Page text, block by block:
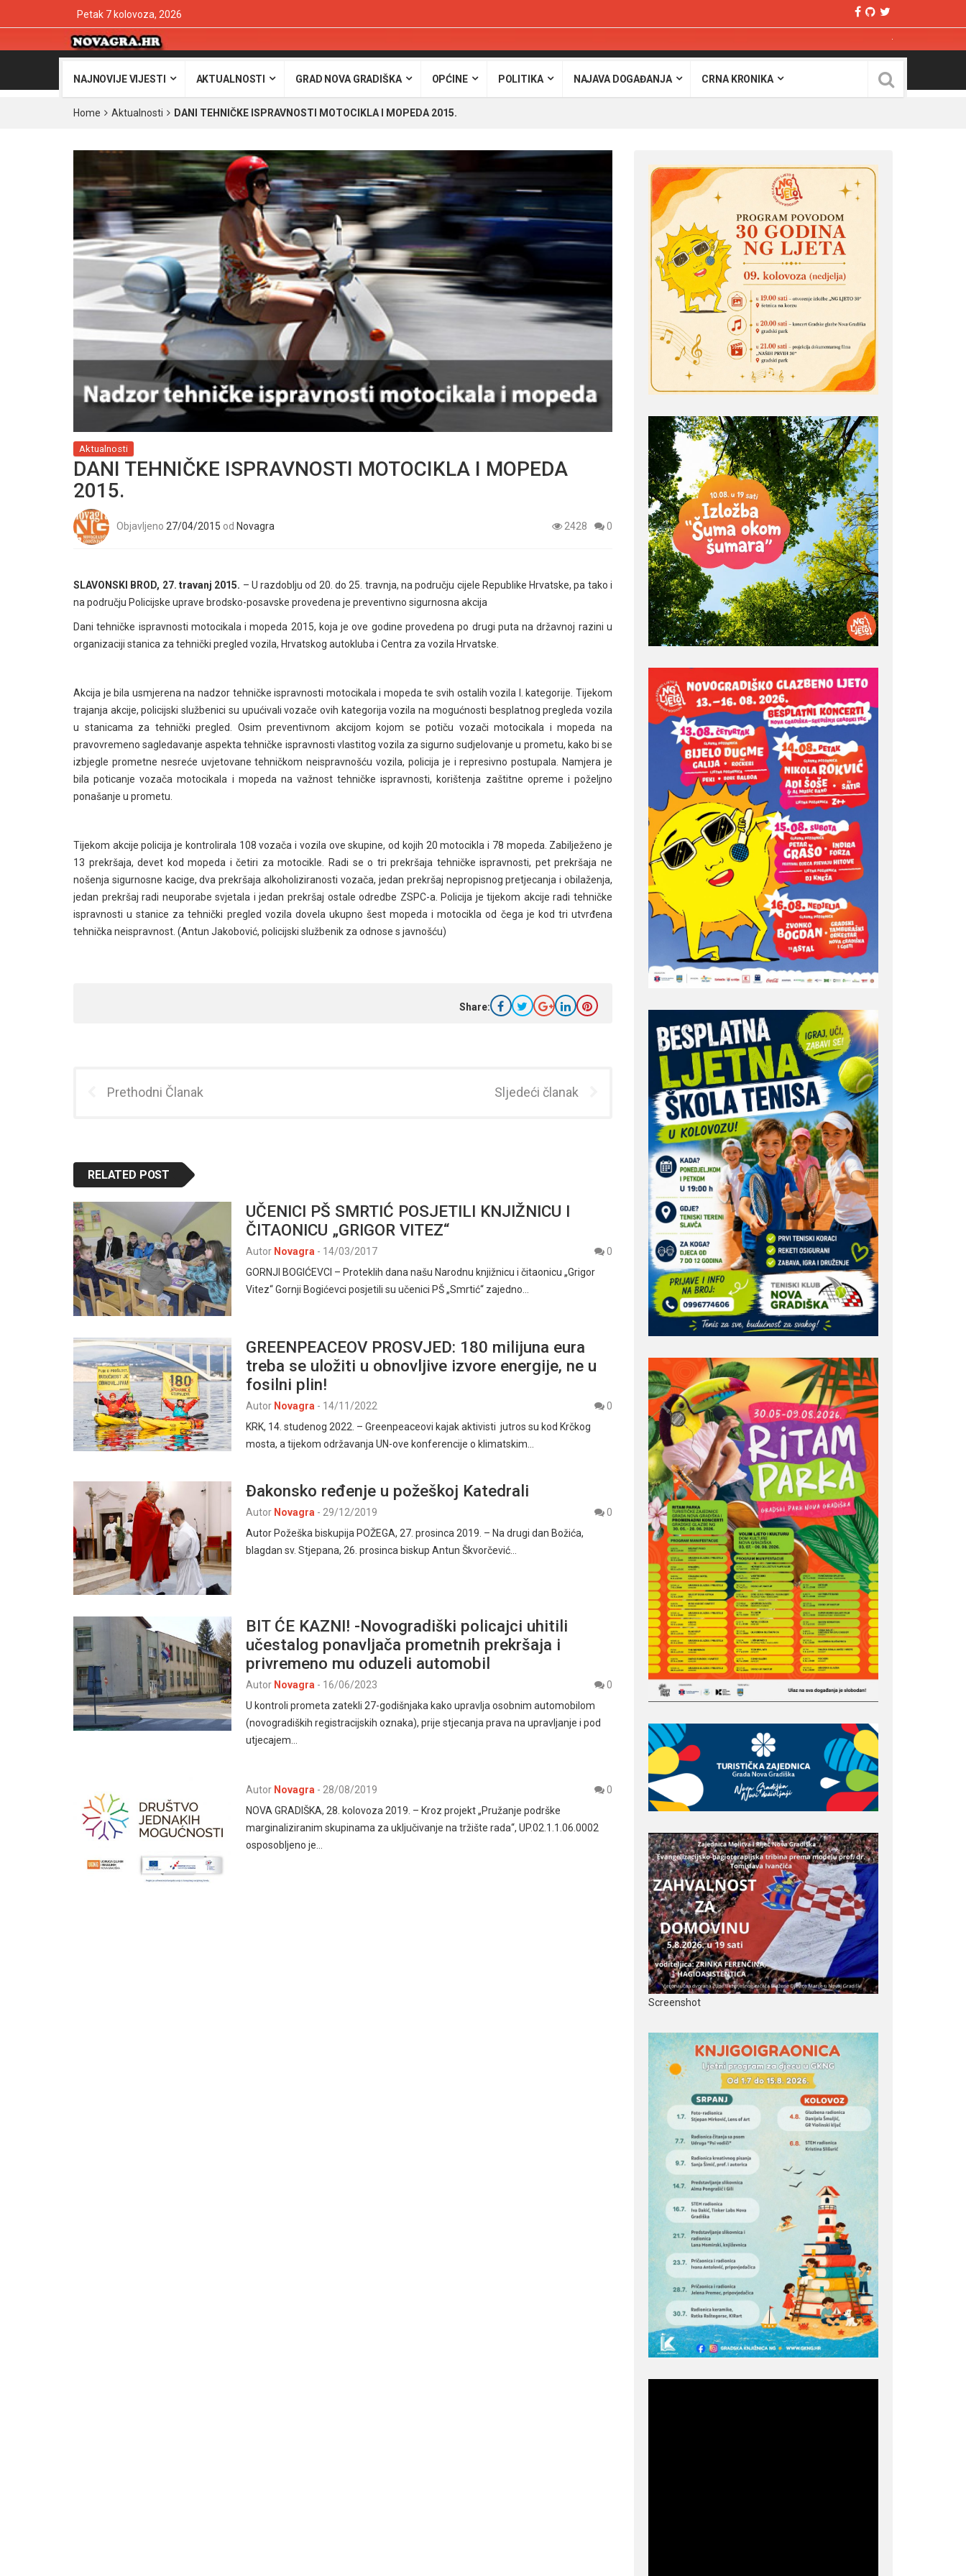
Petak 7 kolovoza, 2026
NAJNOVIJE VIJESTI AKTUALNOSTI GRAD NOVA GRADIŠKA OPĆINE POLITIKA NAJAVA DOGAĐANJA CRNA KRONIKA
Home Aktualnosti DANI TEHNIČKE ISPRAVNOSTI MOTOCIKLA I MOPEDA 2015.
Aktualnosti
DANI TEHNIČKE ISPRAVNOSTI MOTOCIKLA I MOPEDA
2015.
Objavljeno 27/04/2015 od Novagra 2428 0
SLAVONSKI BROD, 27. travanj 2015. – U razdoblju od 20. do 25. travnja, na području cijele Republike Hrvatske, pa tako i
na području Policijske uprave brodsko-posavske provedena je preventivno sigurnosna akcija
Dani tehničke ispravnosti motocikala i mopeda 2015, koja je ove godine provedena po drugi puta na državnoj razini u
organizaciji stanica za tehnički pregled vozila, Hrvatskog autokluba i Centra za vozila Hrvatske.
Akcija je bila usmjerena na nadzor tehničke ispravnosti motocikala i mopeda te svih ostalih vozila I. kategorije. Tijekom
trajanja akcije, policijski službenici su upućivali vozače ovih kategorija vozila na mogućnosti besplatnog pregleda vozila
u stanicama za tehnički pregled. Osim preventivnom akcijom kojom se potiču vozači motocikala i mopeda na
pravovremeno sagledavanje aspekta tehničke ispravnosti vlastitog vozila za sigurno sudjelovanje u prometu, kako bi se
izbjegle prometne nesreće uvjetovane tehničkom neispravnošću vozila, policija je i represivno postupala. Namjera je
bila poticanje vozača motocikala i mopeda na važnost tehničke ispravnosti, korištenja zaštitne opreme i poželjno
ponašanje u prometu.
Tijekom akcije policija je kontrolirala 108 vozača i vozila ove skupine, od kojih 20 motocikla i 78 mopeda. Zabilježeno je
13 prekršaja, devet kod mopeda i četiri za motocikle. Radi se o tri prekršaja tehničke ispravnosti, pet prekršaja ne
nošenja sigurnosne kacige, dva prekršaja alkoholiziranosti vozača, jedan prekršaj nepropisnog pretjecanja i obilaženja,
jedan prekršaj radi neuporabe svjetala i jedan prekršaj ostale odredbe ZSPC-a. Policija je tijekom akcije radi tehničke
ispravnosti u stanice za tehnički pregled vozila dovela ukupno šest mopeda i motocikla od čega je kod tri utvrđena
tehnička neispravnost. (Antun Jakobović, policijski službenik za odnose s javnošću)
Share:
Prethodni Članak Sljedeći članak
RELATED POST
UČENICI PŠ SMRTIĆ POSJETILI KNJIŽNICU I
ČITAONICU „GRIGOR VITEZ“
Autor Novagra - 14/03/2017
0
GORNJI BOGIĆEVCI – Proteklih dana našu Narodnu knjižnicu i čitaonicu „Grigor
Vitez“ Gornji Bogićevci posjetili su učenici PŠ „Smrtić“ zajedno…
GREENPEACEOV PROSVJED: 180 milijuna eura
treba se uložiti u obnovljive izvore energije, ne u
fosilni plin!
Autor Novagra - 14/11/2022
0
KRK, 14. studenog 2022. – Greenpeaceovi kajak aktivisti jutros su kod Krčkog
mosta, a tijekom održavanja UN-ove konferencije o klimatskim…
Đakonsko ređenje u požeškoj Katedrali
Autor Novagra - 29/12/2019
0
Autor Požeška biskupija POŽEGA, 27. prosinca 2019. – Na drugi dan Božića,
blagdan sv. Stjepana, 26. prosinca biskup Antun Škvorčević…
BIT ĆE KAZNI! -Novogradiški policajci uhitili
učestalog ponavljača prometnih prekršaja i
privremeno mu oduzeli automobil
Autor Novagra - 16/06/2023
0
U kontroli prometa zatekli 27-godišnjaka kako upravlja osobnim automobilom
(novogradiških registracijskih oznaka), prije stjecanja prava na upravljanje i pod
utjecajem…
Autor Novagra - 28/08/2019
0
NOVA GRADIŠKA, 28. kolovoza 2019. – Kroz projekt „Pružanje podrške
marginaliziranim skupinama za uključivanje na tržište rada“, UP.02.1.1.06.0002
osposobljeno je…
Screenshot